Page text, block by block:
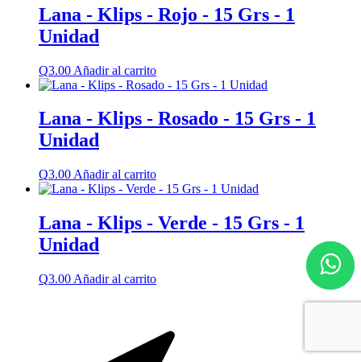
Lana - Klips - Rojo - 15 Grs - 1
Unidad
Q3.00 Añadir al carrito
Lana - Klips - Rosado - 15 Grs - 1
Unidad
Q3.00 Añadir al carrito
Lana - Klips - Verde - 15 Grs - 1
Unidad
Q3.00 Añadir al carrito